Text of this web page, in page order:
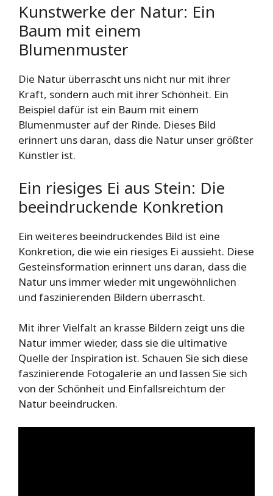
Kunstwerke der Natur: Ein
Baum mit einem
Blumenmuster
Die Natur überrascht uns nicht nur mit ihrer
Kraft, sondern auch mit ihrer Schönheit. Ein
Beispiel dafür ist ein Baum mit einem
Blumenmuster auf der Rinde. Dieses Bild
erinnert uns daran, dass die Natur unser größter
Künstler ist.
Ein riesiges Ei aus Stein: Die
beeindruckende Konkretion
Ein weiteres beeindruckendes Bild ist eine
Konkretion, die wie ein riesiges Ei aussieht. Diese
Gesteinsformation erinnert uns daran, dass die
Natur uns immer wieder mit ungewöhnlichen
und faszinierenden Bildern überrascht.
Mit ihrer Vielfalt an krasse Bildern zeigt uns die
Natur immer wieder, dass sie die ultimative
Quelle der Inspiration ist. Schauen Sie sich diese
faszinierende Fotogalerie an und lassen Sie sich
von der Schönheit und Einfallsreichtum der
Natur beeindrucken.